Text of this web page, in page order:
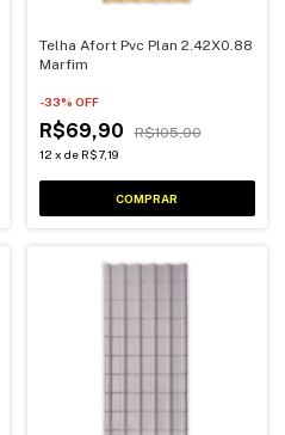
Telha Afort Pvc Plan 2.42X0.88
Marfim
-33% OFF
R$69,90 R$105,00
12 x de R$7,19